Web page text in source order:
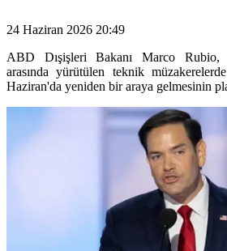
24 Haziran 2026 20:49
ABD Dışişleri Bakanı Marco Rubio,
arasında yürütülen teknik
Haziran'da yeniden bir araya gelmesinin